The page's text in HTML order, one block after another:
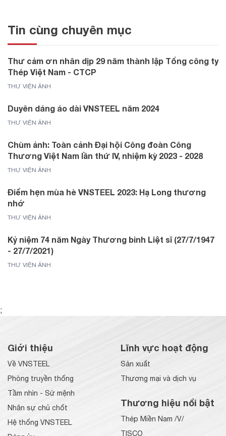
Tin cùng chuyên mục
Thư cảm ơn nhân dịp 29 năm thành lập Tổng công ty
Thép Việt Nam - CTCP
THƯ VIỆN ẢNH
Duyên dáng áo dài VNSTEEL năm 2024
THƯ VIỆN ẢNH
Chùm ảnh: Toàn cảnh Đại hội Công đoàn Công
Thương Việt Nam lần thứ IV, nhiệm kỳ 2023 - 2028
THƯ VIỆN ẢNH
Điểm hẹn mùa hè VNSTEEL 2023: Hạ Long thương
nhớ
THƯ VIỆN ẢNH
Kỷ niệm 74 năm Ngày Thương binh Liệt sĩ (27/7/1947
- 27/7/2021)
THƯ VIỆN ẢNH
;
Giới thiệu
Về VNSTEEL
Phòng truyền thống
Tầm nhìn - Sứ mệnh
Nhân sự chủ chốt
Hệ thống VNSTEEL
Lĩnh vực hoạt động
Sản xuất
Thương mại và dịch vụ
Thương hiệu nổi bật
Thép Miền Nam /V/
TISCO